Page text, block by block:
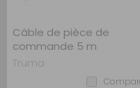
Câble de pièce de
commande 5 m
Truma